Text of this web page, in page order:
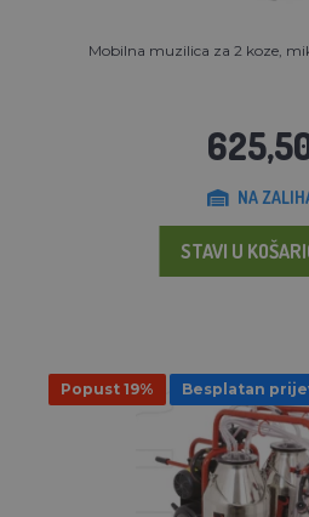
Mobilna muzilica za 2 koze,
NA
STAVI U
Popust 19% Besplatan